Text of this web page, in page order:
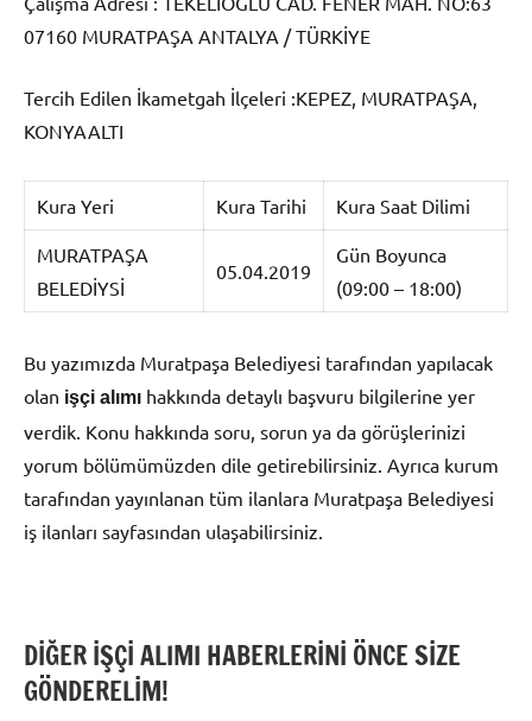
07160 MURATPAŞA ANTALYA / TÜRKİYE
Tercih Edilen İkametgah İlçeleri :KEPEZ, MURATPAŞA,
KONYAALTI
Kura Yeri Kura Tarihi Kura Saat Dilimi
MURATPAŞA
BELEDİYSİ
05.04.2019
Gün Boyunca
(09:00 – 18:00)
Bu yazımızda Muratpaşa Belediyesi tarafından yapılacak
olan işçi alımı hakkında detaylı başvuru bilgilerine yer
verdik. Konu hakkında soru, sorun ya da görüşlerinizi
yorum bölümümüzden dile getirebilirsiniz. Ayrıca kurum
tarafından yayınlanan tüm ilanlara Muratpaşa Belediyesi
iş ilanları sayfasından ulaşabilirsiniz.
DİĞER İŞÇİ ALIMI HABERLERİNİ ÖNCE SİZE
GÖNDERELİM!